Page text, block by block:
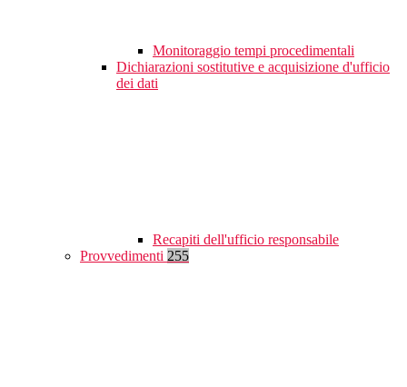
Monitoraggio tempi procedimentali
Dichiarazioni sostitutive e acquisizione d'ufficio
dei dati
Recapiti dell'ufficio responsabile
Provvedimenti 255